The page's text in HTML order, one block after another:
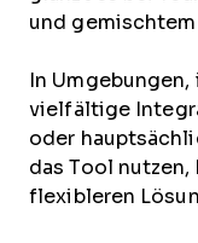
und
In
vielfältige
oder
das Tool
flexibleren